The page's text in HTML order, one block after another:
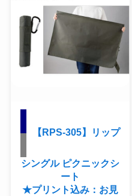
【RPS-305】リップ
シングル ピクニックシ
ート
★プリント込み：お見